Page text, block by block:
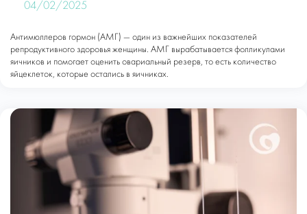
04/02/2025
Антимюллеров гормон (АМГ) — один из важнейших показателей
репродуктивного здоровья женщины. АМГ вырабатывается фолликулами
яичников и помогает оценить овариальный резерв, то есть количество
яйцеклеток, которые остались в яичниках.